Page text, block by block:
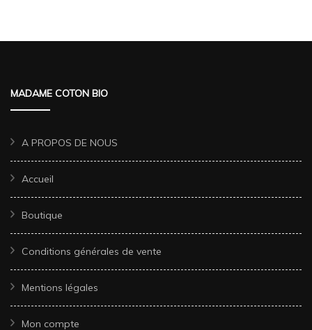
MADAME COTON BIO
A PROPOS DE NOUS
Accueil
Boutique
Conditions générales de vente
Mentions légales
Mon compte